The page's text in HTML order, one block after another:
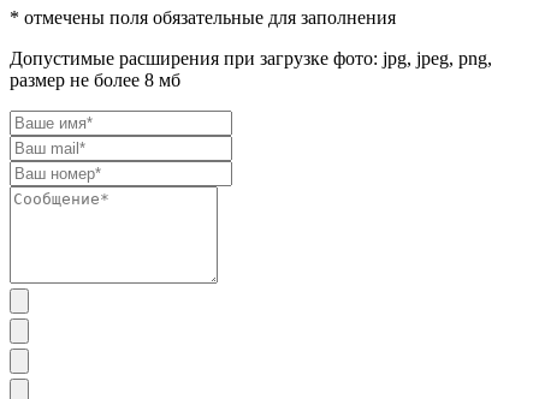
* отмечены поля обязательные для заполнения
Допустимые расширения при загрузке фото: jpg, jpeg, png,
размер не более 8 мб